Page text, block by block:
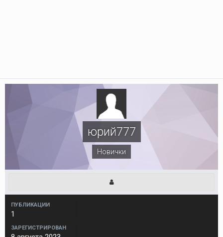
юрий777
Новички
ПУБЛИКАЦИИ
1
ЗАРЕГИСТРИРОВАН